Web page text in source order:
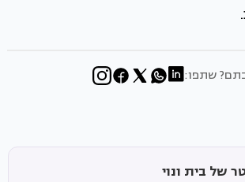
שתפו:
של בית ונוי